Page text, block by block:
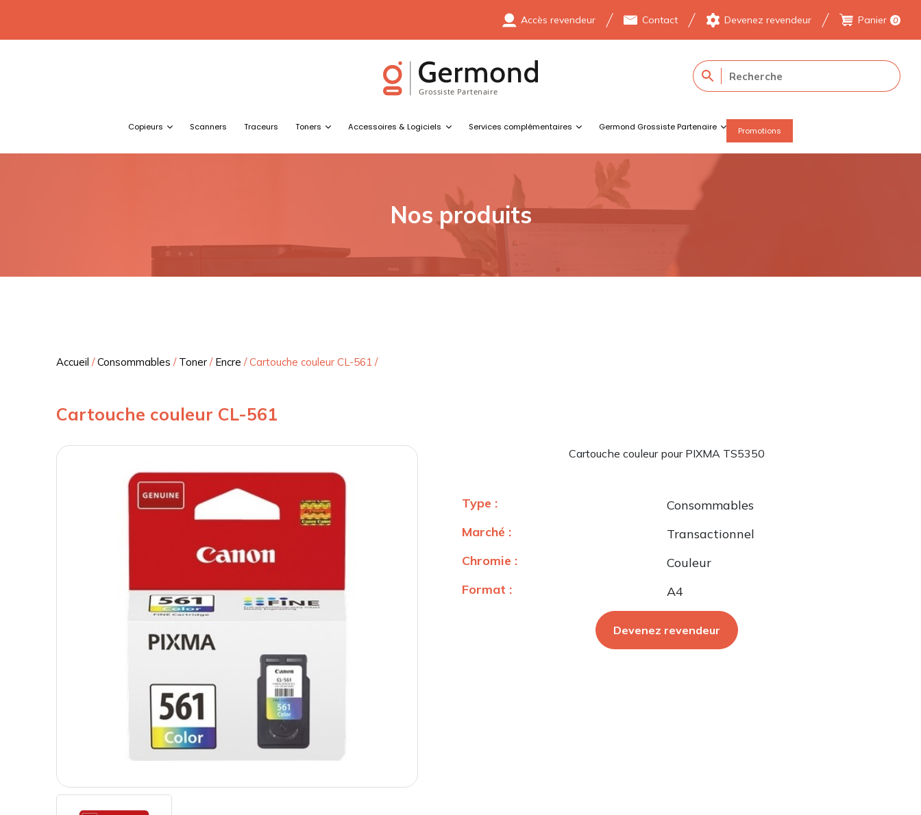
Accès revendeur Contact Devenez revendeur Panier 0
Copieurs Scanners Traceurs Toners Accessoires & Logiciels Services complémentaires Germond Grossiste Partenaire Promotions
Nos produits
Accueil /Consommables / Toner / Encre /Cartouche couleur CL-561 /
Cartouche couleur CL-561
Cartouche couleur pour PIXMA TS5350
Type :
Consommables
Marché :
Transactionnel
Chromie :
Couleur
Format :
A4
Devenez revendeur